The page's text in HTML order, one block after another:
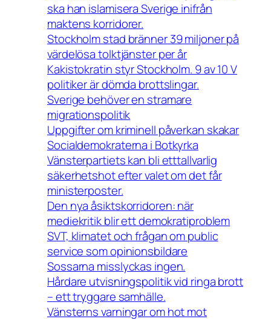
ska han islamisera Sverige inifrån
maktens korridorer.
Stockholm stad bränner 39 miljoner på
värdelösa tolktjänster per år
Kakistokratin styr Stockholm. 9 av 10 V
politiker är dömda brottslingar.
Sverige behöver en stramare
migrationspolitik
Uppgifter om kriminell påverkan skakar
Socialdemokraterna i Botkyrka
Vänsterpartiets kan bli etttallvarlig
säkerhetshot efter valet om det får
ministerposter.
Den nya åsiktskorridoren: när
mediekritik blir ett demokratiproblem
SVT, klimatet och frågan om public
service som opinionsbildare
Sossarna misslyckas ingen.
Hårdare utvisningspolitik vid ringa brott
– ett tryggare samhälle.
Vänsterns varningar om hot mot